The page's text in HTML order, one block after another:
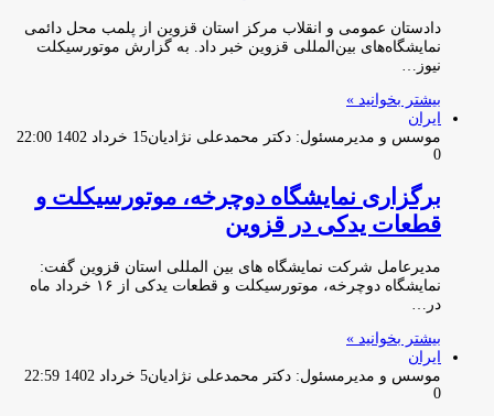
دادستان عمومی و انقلاب مرکز استان قزوین از پلمب محل دائمی
نمایشگاه‌های بین‌المللی قزوین خبر داد. به گزارش موتورسیکلت
نیوز…
بیشتر بخوانید »
ایران
موسس و مدیرمسئول: دکتر محمدعلی نژادیان15 خرداد 1402 22:00
0
برگزاری نمایشگاه دوچرخه، موتورسیکلت و
قطعات یدکی در قزوین
مدیرعامل شرکت نمایشگاه های بین المللی استان قزوین گفت:
نمایشگاه دوچرخه، موتورسیکلت و قطعات یدکی از ۱۶ خرداد ماه
در…
بیشتر بخوانید »
ایران
موسس و مدیرمسئول: دکتر محمدعلی نژادیان5 خرداد 1402 22:59
0